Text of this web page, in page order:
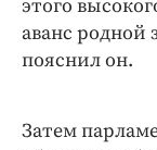
этого
аванс родной
пояснил он.
Затем